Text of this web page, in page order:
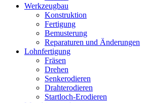
Werkzeugbau
Konstruktion
Fertigung
Bemusterung
Reparaturen und Änderungen
Lohnfertigung
Fräsen
Drehen
Senkerodieren
Drahterodieren
Startloch-Erodieren